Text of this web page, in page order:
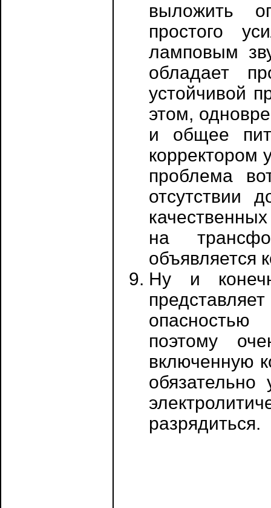
выложить
простого
ламповым
обладает
устойчивой
этом,
и общее
корректором
проблема
отсутствии
на
объявляется
Ну и
опасностью
поэтому
включенную
разрядиться.